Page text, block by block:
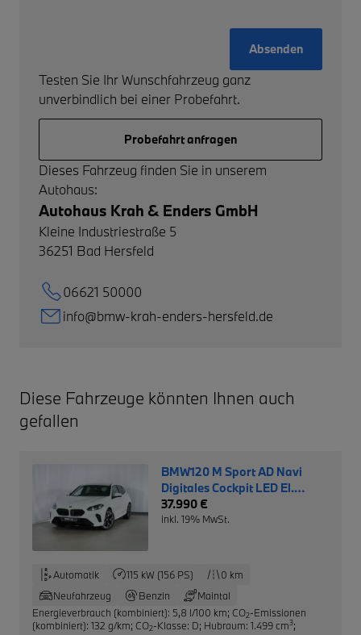
Absenden
Testen Sie Ihr Wunschfahrzeug ganz
unverbindlich bei einer Probefahrt.
Probefahrt anfragen
Dieses Fahrzeug finden Sie in unserem
Autohaus:
Autohaus Krah & Enders GmbH
Kleine Industriestraße 5
36251 Bad Hersfeld
06621 50000
info@bmw-krah-enders-hersfeld.de
Diese Fahrzeuge könnten Ihnen auch
gefallen
BMW120 M Sport AD Navi
Digitales Cockpit LED El.
Heckklappe Apple CarPlay
37.990 €
inkl. 19% MwSt.
Automatik 115 kW (156 PS)
0 km
Neufahrzeug
Benzin
Maintal
Energieverbrauch (kombiniert): 5,8 l/100 km; CO2-Emissionen
(kombiniert): 132 g/km; CO2-Klasse: D; Hubraum: 1.499 cm3;